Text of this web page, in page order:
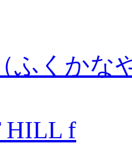
ふくかな
HILL f